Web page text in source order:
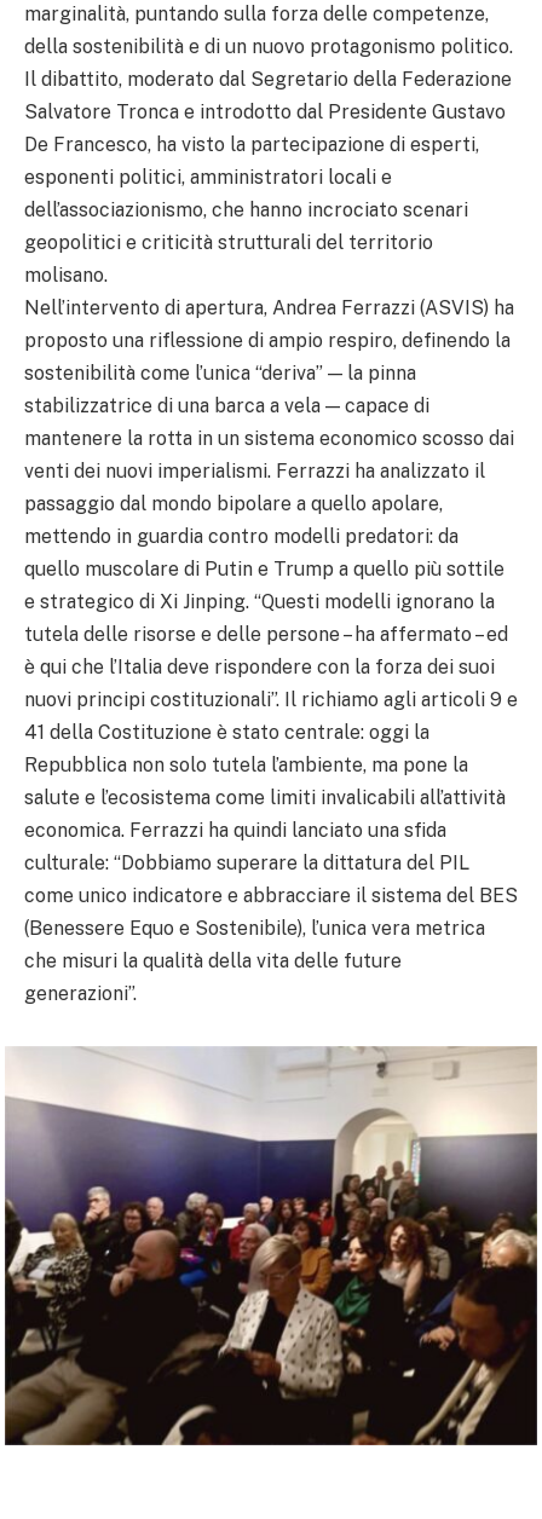
marginalità, puntando sulla forza delle competenze,
della sostenibilità e di un nuovo protagonismo politico.
Il dibattito, moderato dal Segretario della Federazione
Salvatore Tronca e introdotto dal Presidente Gustavo
De Francesco, ha visto la partecipazione di esperti,
esponenti politici, amministratori locali e
dell’associazionismo, che hanno incrociato scenari
geopolitici e criticità strutturali del territorio
molisano.
Nell’intervento di apertura, Andrea Ferrazzi (ASVIS) ha
proposto una riflessione di ampio respiro, definendo la
sostenibilità come l’unica “deriva” — la pinna
stabilizzatrice di una barca a vela — capace di
mantenere la rotta in un sistema economico scosso dai
venti dei nuovi imperialismi. Ferrazzi ha analizzato il
passaggio dal mondo bipolare a quello apolare,
mettendo in guardia contro modelli predatori: da
quello muscolare di Putin e Trump a quello più sottile
e strategico di Xi Jinping. “Questi modelli ignorano la
tutela delle risorse e delle persone – ha affermato – ed
è qui che l’Italia deve rispondere con la forza dei suoi
nuovi principi costituzionali”. Il richiamo agli articoli 9 e
41 della Costituzione è stato centrale: oggi la
Repubblica non solo tutela l’ambiente, ma pone la
salute e l’ecosistema come limiti invalicabili all’attività
economica. Ferrazzi ha quindi lanciato una sfida
culturale: “Dobbiamo superare la dittatura del PIL
come unico indicatore e abbracciare il sistema del BES
(Benessere Equo e Sostenibile), l’unica vera metrica
che misuri la qualità della vita delle future
generazioni”.